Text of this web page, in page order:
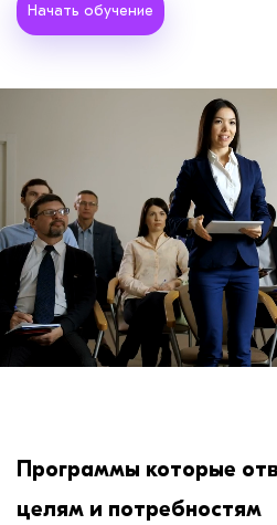
Начать обучение
Программы которые
целям и потребностям